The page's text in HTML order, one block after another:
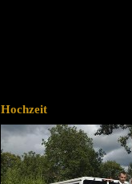
Hochzeit